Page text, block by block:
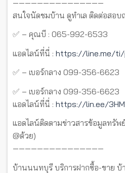
———————————————
สนใจนัดชมบ้าน ดูทำเล ติดต่อสอบ
✅ – คุณบี : 065-992-6533
แอดไลน์ที่นี่ : https://line.me/ti/
✅ – เบอร์กลาง 099-356-6623
✅ – เบอร์กลาง 099-356-6623
แอดไลน์ที่นี่ : https://lin.ee/
แอดไลน์ติดตามข่าวสารข้อมูลทรัพ
@ด้วย)
———————————————
บ้านนนทบุรี บริการฝากซื้อ-ขาย บ้